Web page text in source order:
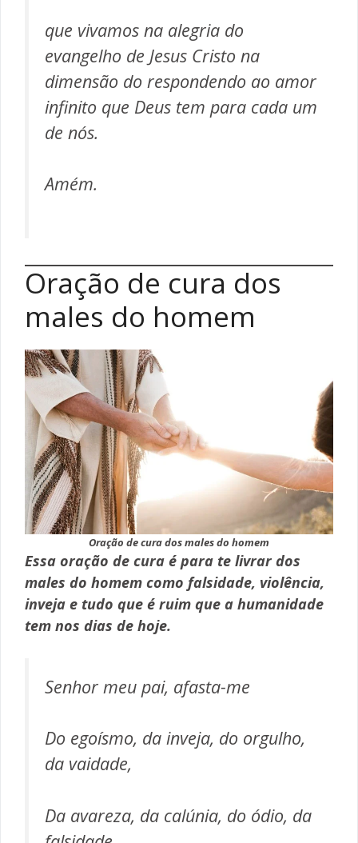
que vivamos na alegria do
evangelho de Jesus Cristo na
dimensão do respondendo ao amor
infinito que Deus tem para cada um
de nós.
Amém.
Oração de cura dos
males do homem
Oração de cura dos males do homem
Essa oração de cura é para te livrar dos
males do homem como falsidade, violência,
inveja e tudo que é ruim que a humanidade
tem nos dias de hoje.
Senhor meu pai, afasta-me
Do egoísmo, da inveja, do orgulho,
da vaidade,
Da avareza, da calúnia, do ódio, da